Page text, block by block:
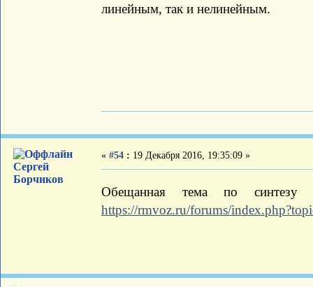
линейным, так и нелинейным.
Сергей
Борчиков
« #54 : 19 Декабря 2016, 19:35:09 »
Обещанная тема по синтезу
https://rmvoz.ru/forums/